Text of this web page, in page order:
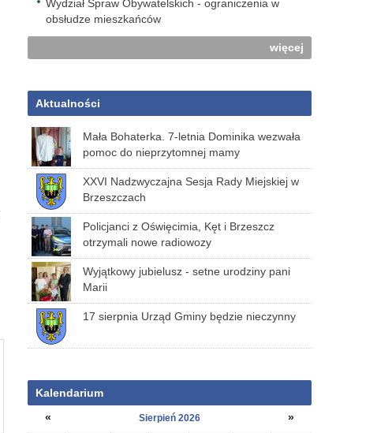
Wydział Spraw Obywatelskich - ograniczenia w
obsłudze mieszkańców
więcej
Aktualności
Mała Bohaterka. 7-letnia Dominika wezwała
pomoc do nieprzytomnej mamy
XXVI Nadzwyczajna Sesja Rady Miejskiej w
Brzeszczach
Policjanci z Oświęcimia, Kęt i Brzeszcz
otrzymali nowe radiowozy
Wyjątkowy jubielusz - setne urodziny pani
Marii
17 sierpnia Urząd Gminy będzie nieczynny
Kalendarium
«
Sierpień 2026
»